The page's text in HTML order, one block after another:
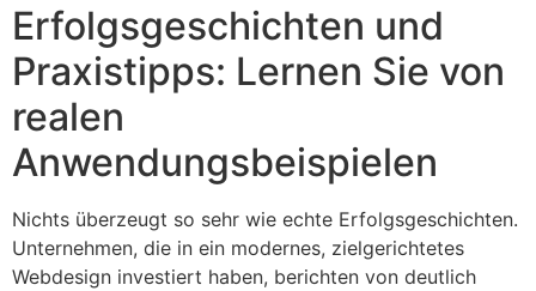
Erfolgsgeschichten und
Praxistipps: Lernen Sie von
realen
Anwendungsbeispielen
Nichts überzeugt so sehr wie echte Erfolgsgeschichten.
Unternehmen, die in ein modernes, zielgerichtetes
Webdesign investiert haben, berichten von deutlich